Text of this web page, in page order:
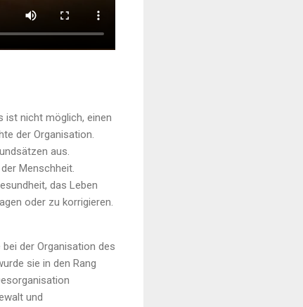
ist nicht möglich, einen
der Organisation.
aus.
Menschheit.
das Leben
oder zu korrigieren.
der Organisation des
sie in den Rang
und